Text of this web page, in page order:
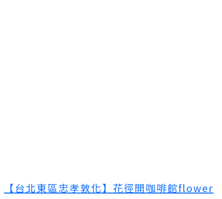
【台北東區忠孝敦化】花徑開咖啡館flower